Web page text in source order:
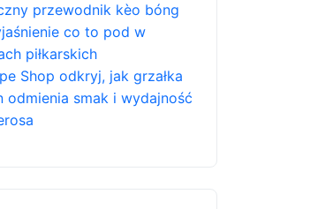
przewodnik kèo bóng
co to pod w
piłkarskich
Shop odkryj, jak grzałka
odmienia smak i wydajność